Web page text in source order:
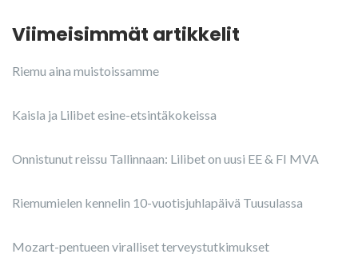
Viimeisimmät artikkelit
Riemu aina muistoissamme
Kaisla ja Lilibet esine-etsintäkokeissa
Onnistunut reissu Tallinnaan: Lilibet on uusi EE & FI MVA
Riemumielen kennelin 10-vuotisjuhlapäivä Tuusulassa
Mozart-pentueen viralliset terveystutkimukset